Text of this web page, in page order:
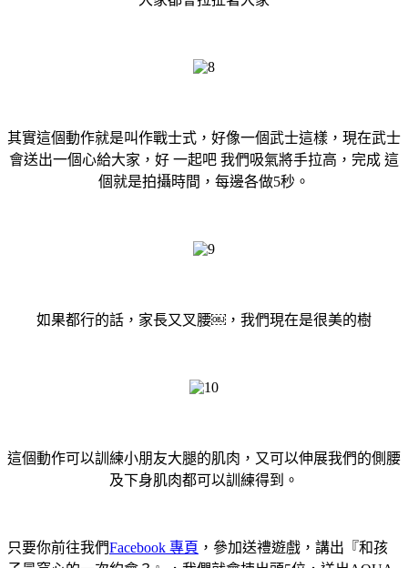
其實這個動作就是叫作戰士式，好像一個武士這樣，現在武士
會送出一個心給大家，好 一起吧 我們吸氣將手拉高，完成 這
個就是拍攝時間，每邊各做5秒。
如果都行的話，家長又叉腰￼，我們現在是很美的樹
這個動作可以訓練小朋友大腿的肌肉，又可以伸展我們的側腰
及下身肌肉都可以訓練得到。
只要你前往我們Facebook 專頁 ，參加送禮遊戲，講出『和孩